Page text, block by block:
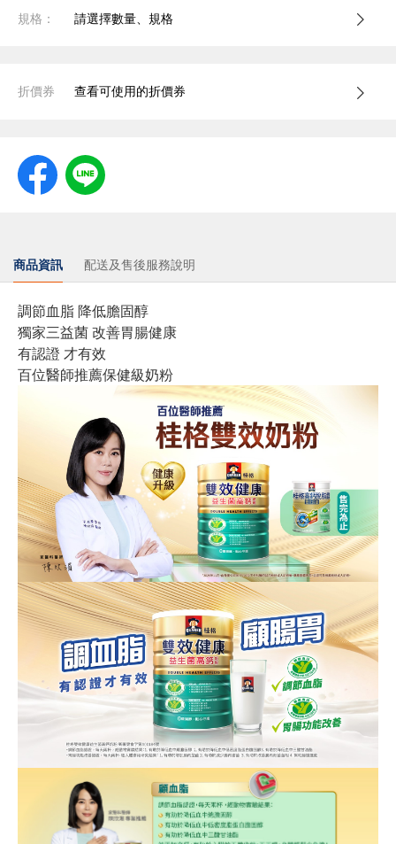
規格： 請選擇數量、規格
折價券 查看可使用的折價券
商品資訊 配送及售後服務說明
調節血脂 降低膽固醇
獨家三益菌 改善胃腸健康
有認證 才有效
百位醫師推薦保健級奶粉